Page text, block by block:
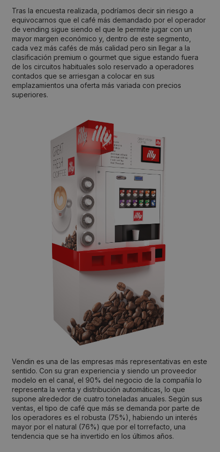
Tras la encuesta realizada, podríamos decir sin riesgo a
equivocarnos que el café más demandado por el operador
de vending sigue siendo el que le permite jugar con un
mayor margen económico y, dentro de este segmento,
cada vez más cafés de más calidad pero sin llegar a la
clasificación premium o gourmet que sigue estando fuera
de los circuitos habituales solo reservado a operadores
contados que se arriesgan a colocar en sus
emplazamientos una oferta más variada con precios
superiores.
Vendin es una de las empresas más representativas en este
sentido. Con su gran experiencia y siendo un proveedor
modelo en el canal, el 90% del negocio de la compañía lo
representa la venta y distribución automáticas, lo que
supone alrededor de cuatro toneladas anuales. Según sus
ventas, el tipo de café que más se demanda por parte de
los operadores es el robusta (75%), habiendo un interés
mayor por el natural (76%) que por el torrefacto, una
tendencia que se ha invertido en los últimos años.